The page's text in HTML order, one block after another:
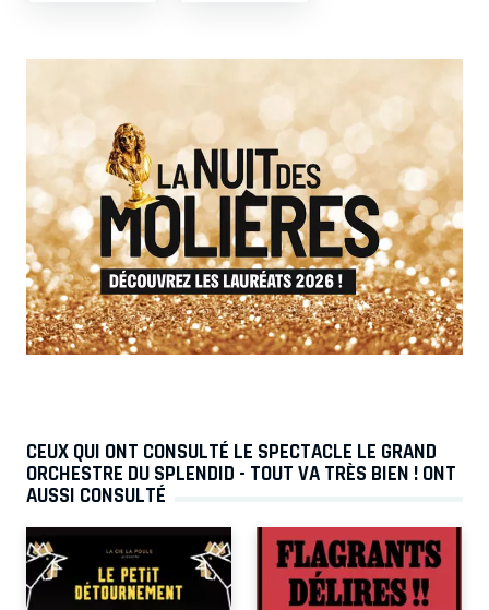
CEUX QUI ONT CONSULTÉ LE SPECTACLE LE GRAND
ORCHESTRE DU SPLENDID - TOUT VA TRÈS BIEN ! ONT
AUSSI CONSULTÉ